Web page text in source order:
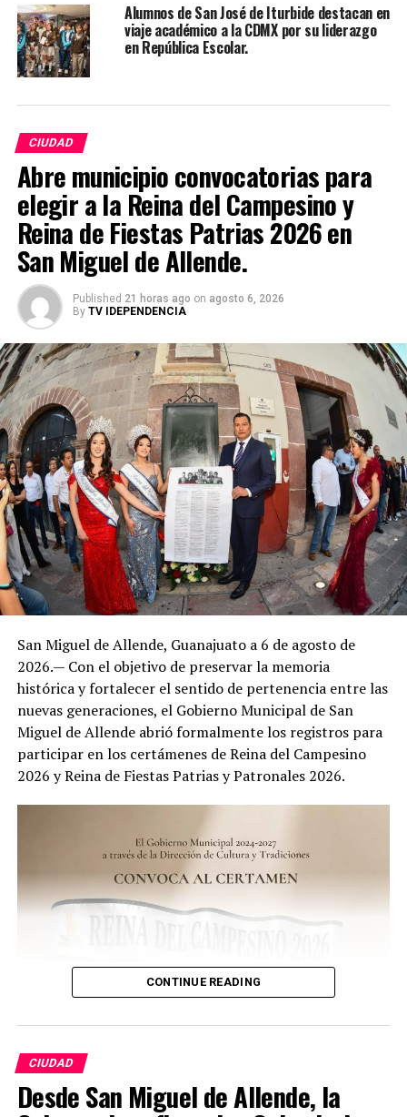
Alumnos de San José de Iturbide destacan en
viaje académico a la CDMX por su liderazgo
en República Escolar.
CIUDAD
Abre municipio convocatorias para
elegir a la Reina del Campesino y
Reina de Fiestas Patrias 2026 en
San Miguel de Allende.
Published 21 horas ago on agosto 6, 2026
By TV IDEPENDENCIA
San Miguel de Allende, Guanajuato a 6 de agosto de
2026.— Con el objetivo de preservar la memoria
histórica y fortalecer el sentido de pertenencia entre las
nuevas generaciones, el Gobierno Municipal de San
Miguel de Allende abrió formalmente los registros para
participar en los certámenes de Reina del Campesino
2026 y Reina de Fiestas Patrias y Patronales 2026.
CONTINUE READING
CIUDAD
Desde San Miguel de Allende, la